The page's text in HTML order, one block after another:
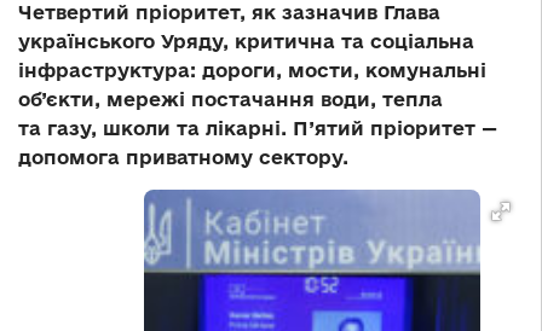
Четвертий пріоритет, як зазначив Глава
українського Уряду, критична та соціальна
інфраструктура: дороги, мости, комунальні
об’єкти, мережі постачання води, тепла
та газу, школи та лікарні. П’ятий пріоритет —
допомога приватному сектору.